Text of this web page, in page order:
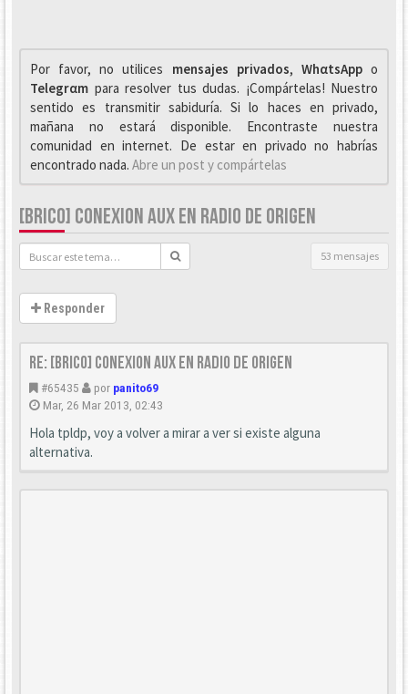
Por favor, no utilices mensajes privados, WhαtsAppo
Telegrαm para resolver tus dudas. ¡Compártelas! Nuestro
sentido es transmitir sabiduría. Si lo haces en privado,
mañana no estará disponible. Encontraste nuestra
comunidad en internet. De estar en privado no habrías
encontrado nada. Abre un post y compártelas
[BRICO] CONEXION AUX EN RADIO DE ORIGEN
53 mensajes
Responder
Re: [Brico] Conexion AUX en radio de origen
#65435 por panito69
Mar, 26 Mar 2013, 02:43
Hola tpldp, voy a volver a mirar a ver si existe alguna
alternativa.